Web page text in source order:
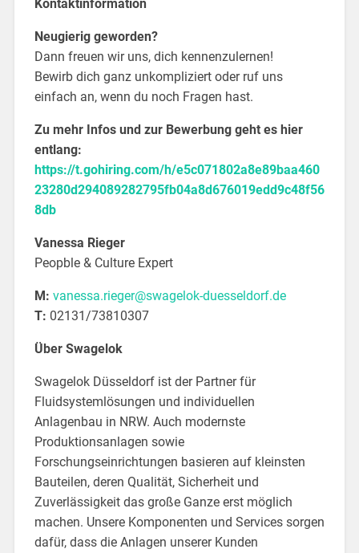
Kontaktinformation
Neugierig geworden?
Dann freuen wir uns, dich kennenzulernen!
Bewirb dich ganz unkompliziert oder ruf uns
einfach an, wenn du noch Fragen hast.
Zu mehr Infos und zur Bewerbung geht es hier
entlang:
https://t.gohiring.com/h/e5c071802a8e89baa460
23280d294089282795fb04a8d676019edd9c48f56
8db
Vanessa Rieger
Peopble & Culture Expert
M: vanessa.rieger@swagelok-duesseldorf.de
T: 02131/73810307
Über Swagelok
Swagelok Düsseldorf ist der Partner für
Fluidsystemlösungen und individuellen
Anlagenbau in NRW. Auch modernste
Produktionsanlagen sowie
Forschungseinrichtungen basieren auf kleinsten
Bauteilen, deren Qualität, Sicherheit und
Zuverlässigkeit das große Ganze erst möglich
machen. Unsere Komponenten und Services sorgen
dafür, dass die Anlagen unserer Kunden